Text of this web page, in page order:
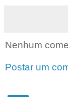
Nenhum
Postar um